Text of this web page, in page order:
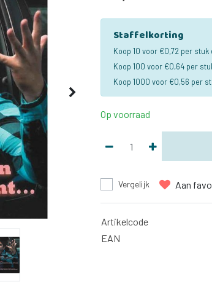
Staffelkorting
Koop 10 voor €0,72 per stuk
Koop 100 voor €0,64 per
Koop 1000 voor €0,56 per
Op voorraad
Vergelijk Aan
Artikelcode
EAN